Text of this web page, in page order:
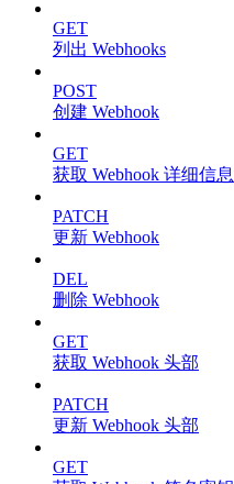
GET
列出 Webhooks
POST
创建 Webhook
GET
获取 Webhook 详细信息
PATCH
更新 Webhook
DEL
删除 Webhook
GET
获取 Webhook 头部
PATCH
更新 Webhook 头部
GET